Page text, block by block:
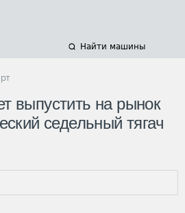
Найти машины
выпустить на рынок
седельный тягач